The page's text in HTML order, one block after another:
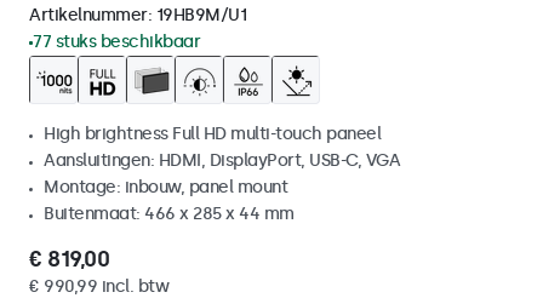
Artikelnummer: 19HB9M/U1
77 stuks beschikbaar
High brightness Full HD multi-touch paneel
Aansluitingen: HDMI, DisplayPort, USB-C, VGA
Montage: inbouw, panel mount
Buitenmaat: 466 x 285 x 44 mm
€ 819,00
€ 990,99 incl. btw